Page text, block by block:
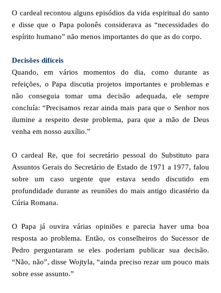
O cardeal recontou alguns episódios da vida espiritual do santo
e disse que o Papa polonês considerava as “necessidades do
espírito humano” não menos importantes do que as do corpo.
Decisões difíceis
Quando, em vários momentos do dia, como durante as
refeições, o Papa discutia projetos importantes e problemas e
não conseguia tomar uma decisão adequada, ele sempre
concluía: “Precisamos rezar ainda mais para que o Senhor nos
ilumine a respeito deste problema, para que a mão de Deus
venha em nosso auxílio.”
O cardeal Re, que foi secretário pessoal do Substituto para
Assuntos Gerais do Secretário de Estado de 1971 a 1977, falou
sobre um caso urgente que estava sendo discutido em
profundidade durante as reuniões do mais antigo dicastério da
Cúria Romana.
O Papa já ouvira várias opiniões e parecia haver uma boa
resposta ao problema. Então, os conselheiros do Sucessor de
Pedro perguntaram se eles poderiam publicar sua decisão.
“Não, não”, disse Wojtyla, “ainda preciso rezar um pouco mais
sobre esse assunto.”